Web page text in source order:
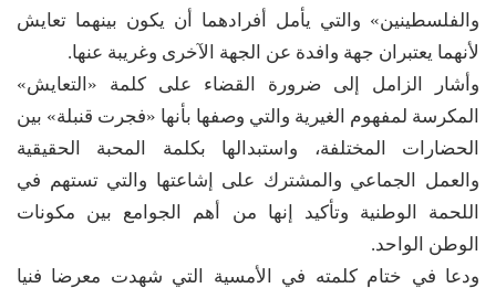
والفلسطينين» والتي يأمل أفرادهما أن يكون بينهما تعايش
لأنهما يعتبران جهة وافدة عن الجهة الآخرى وغريبة عنها.
وأشار الزامل إلى ضرورة القضاء على كلمة «التعايش»
المكرسة لمفهوم الغيرية والتي وصفها بأنها «فجرت قنبلة» بين
الحضارات المختلفة، واستبدالها بكلمة المحبة الحقيقية
والعمل الجماعي والمشترك على إشاعتها والتي تستهم في
اللحمة الوطنية وتأكيد إنها من أهم الجوامع بين مكونات
الوطن الواحد.
ودعا في ختام كلمته في الأمسية التي شهدت معرضا فنيا